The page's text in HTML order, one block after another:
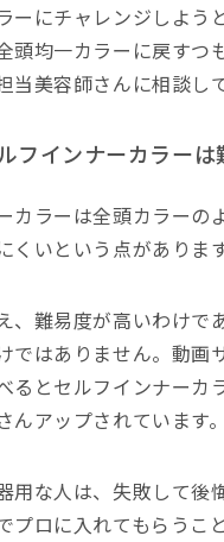
ーにチャレンジしよう
頭均一カラーに戻すつ
当美容師さんに相談し
フインナーカラーは
カラーは全頭カラーの
くいという点があります
、難易度が高いわけで
ではありません。動画
るとセルフインナーカ
んアップされています。
用な人は、失敗して後
プロに入れてもらうこ